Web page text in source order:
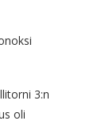
3:n
oli